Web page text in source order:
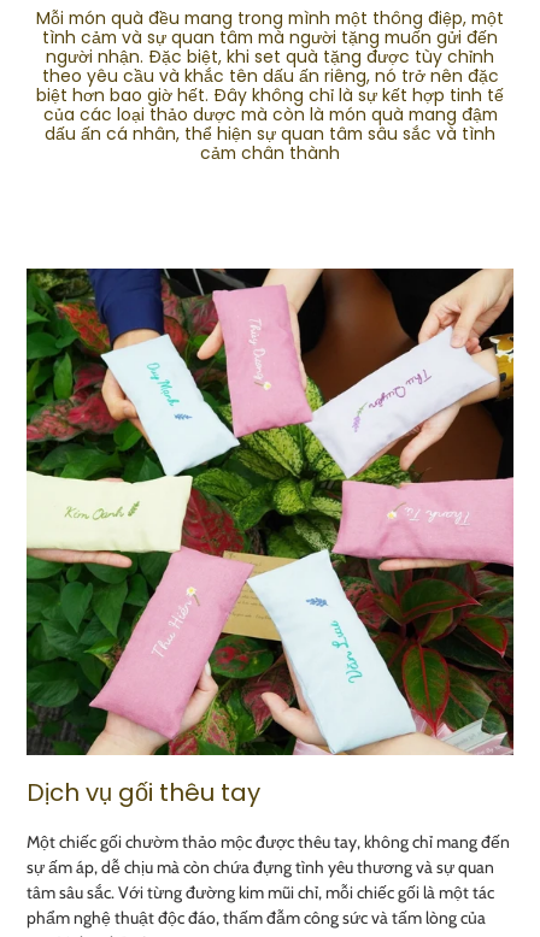
Mỗi món quà đều mang trong mình một thông điệp, một
tình cảm và sự quan tâm mà người tặng muốn gửi đến
người nhận. Đặc biệt, khi set quà tặng được tùy chỉnh
theo yêu cầu và khắc tên dấu ấn riêng, nó trở nên đặc
biệt hơn bao giờ hết. Đây không chỉ là sự kết hợp tinh tế
của các loại thảo dược mà còn là món quà mang đậm
dấu ấn cá nhân, thể hiện sự quan tâm sâu sắc và tình
cảm chân thành
Dịch vụ gối thêu tay
Một chiếc gối chườm thảo mộc được thêu tay, không chỉ mang đến
sự ấm áp, dễ chịu mà còn chứa đựng tình yêu thương và sự quan
tâm sâu sắc. Với từng đường kim mũi chỉ, mỗi chiếc gối là một tác
phẩm nghệ thuật độc đáo, thấm đẫm công sức và tấm lòng của